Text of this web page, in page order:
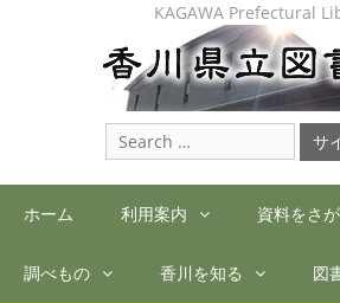
KAGAWA Prefectural
Search
for:
ホーム 利用案内 資料をさ
調べもの 香川を知る 図